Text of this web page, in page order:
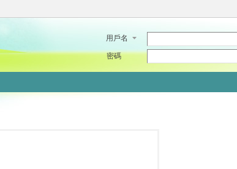
用戶名
密碼